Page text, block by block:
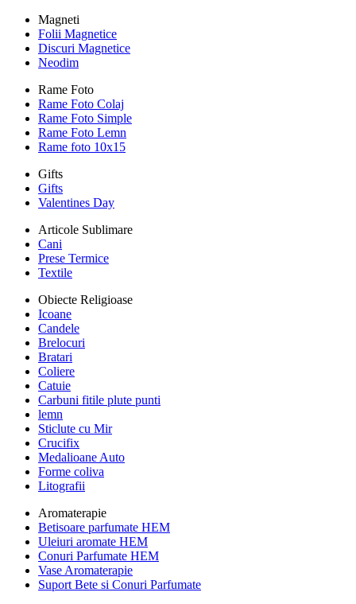
Magneti
Folii Magnetice
Discuri Magnetice
Neodim
Rame Foto
Rame Foto Colaj
Rame Foto Simple
Rame Foto Lemn
Rame foto 10x15
Gifts
Gifts
Valentines Day
Articole Sublimare
Cani
Prese Termice
Textile
Obiecte Religioase
Icoane
Candele
Brelocuri
Bratari
Coliere
Catuie
Carbuni fitile plute punti
lemn
Sticlute cu Mir
Crucifix
Medalioane Auto
Forme coliva
Litografii
Aromaterapie
Betisoare parfumate HEM
Uleiuri aromate HEM
Conuri Parfumate HEM
Vase Aromaterapie
Suport Bete si Conuri Parfumate